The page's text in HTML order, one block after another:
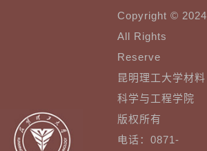
Copyright © 2024
All Rights
Reserve
昆明理工大学材料
科学与工程学院
版权所有
电话：0871-